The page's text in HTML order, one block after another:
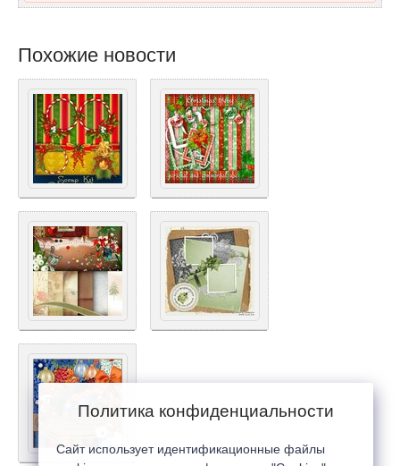
Похожие новости
Политика конфиденциальности
Сайт использует идентификационные файлы